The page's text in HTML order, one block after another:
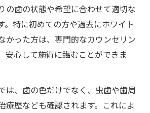
の歯の状態や希望に合わせて適切な
。特に初めての方や過去にホワイト
かった方は、専門的なカウンセリン
安心して施術に臨むことができま
は、歯の色だけでなく、虫歯や歯周
療歴なども確認されます。これによ